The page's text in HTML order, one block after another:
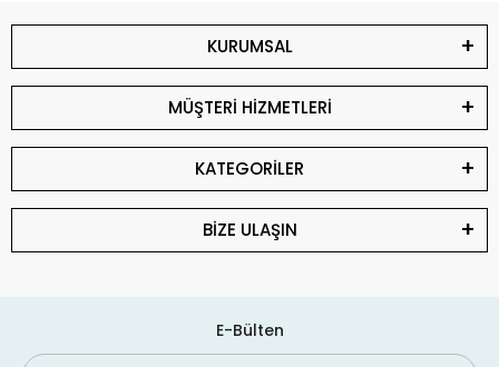
KURUMSAL
MÜŞTERİ HİZMETLERİ
KATEGORİLER
BİZE ULAŞIN
E-Bülten